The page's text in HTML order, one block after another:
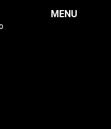
MENU